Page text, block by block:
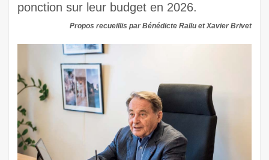
ponction sur leur budget en 2026.
Propos recueillis par Bénédicte Rallu et Xavier Brivet